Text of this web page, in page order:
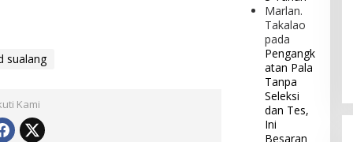
sualang
Kami
Marlan.
Takalao
pada
Pengangk
atan Pala
Tanpa
Seleksi
dan Tes,
Ini
Besaran